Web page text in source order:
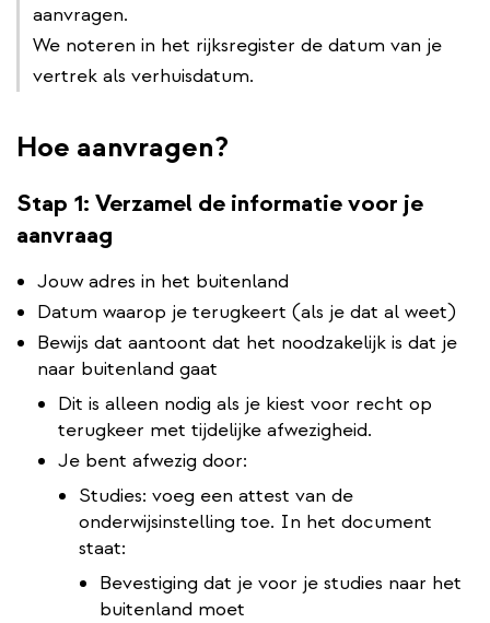
aanvragen.
We noteren in het rijksregister de datum van je
vertrek als verhuisdatum.
Hoe aanvragen?
Stap 1: Verzamel de informatie voor je
aanvraag
Jouw adres in het buitenland
Datum waarop je terugkeert (als je dat al weet)
Bewijs dat aantoont dat het noodzakelijk is dat je
naar buitenland gaat
Dit is alleen nodig als je kiest voor recht op
terugkeer met tijdelijke afwezigheid.
Je bent afwezig door:
Studies: voeg een attest van de
onderwijsinstelling toe. In het document
staat:
Bevestiging dat je voor je studies naar het
buitenland moet